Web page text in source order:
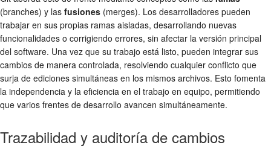
(branches) y las fusiones (merges). Los desarrolladores pueden
trabajar en sus propias ramas aisladas, desarrollando nuevas
funcionalidades o corrigiendo errores, sin afectar la versión principal
del software. Una vez que su trabajo está listo, pueden integrar sus
cambios de manera controlada, resolviendo cualquier conflicto que
surja de ediciones simultáneas en los mismos archivos. Esto fomenta
la independencia y la eficiencia en el trabajo en equipo, permitiendo
que varios frentes de desarrollo avancen simultáneamente.
Trazabilidad y auditoría de cambios